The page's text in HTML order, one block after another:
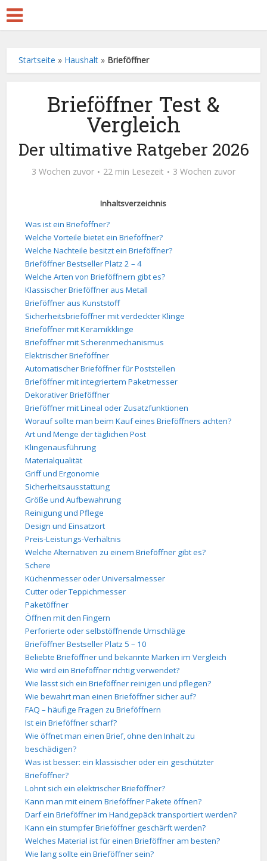
Startseite » Haushalt » Brieföffner
Brieföffner Test &
Vergleich
Der ultimative Ratgeber 2026
3 Wochen zuvor 22 min Lesezeit 3 Wochen zuvor
Inhaltsverzeichnis
Was ist ein Brieföffner?
Welche Vorteile bietet ein Brieföffner?
Welche Nachteile besitzt ein Brieföffner?
Brieföffner Bestseller Platz 2 – 4
Welche Arten von Brieföffnern gibt es?
Klassischer Brieföffner aus Metall
Brieföffner aus Kunststoff
Sicherheitsbrieföffner mit verdeckter Klinge
Brieföffner mit Keramikklinge
Brieföffner mit Scherenmechanismus
Elektrischer Brieföffner
Automatischer Brieföffner für Poststellen
Brieföffner mit integriertem Paketmesser
Dekorativer Brieföffner
Brieföffner mit Lineal oder Zusatzfunktionen
Worauf sollte man beim Kauf eines Brieföffners achten?
Art und Menge der täglichen Post
Klingenausführung
Materialqualität
Griff und Ergonomie
Sicherheitsausstattung
Größe und Aufbewahrung
Reinigung und Pflege
Design und Einsatzort
Preis-Leistungs-Verhältnis
Welche Alternativen zu einem Brieföffner gibt es?
Schere
Küchenmesser oder Universalmesser
Cutter oder Teppichmesser
Paketöffner
Öffnen mit den Fingern
Perforierte oder selbstöffnende Umschläge
Brieföffner Bestseller Platz 5 – 10
Beliebte Brieföffner und bekannte Marken im Vergleich
Wie wird ein Brieföffner richtig verwendet?
Wie lässt sich ein Brieföffner reinigen und pflegen?
Wie bewahrt man einen Brieföffner sicher auf?
FAQ – häufige Fragen zu Brieföffnern
Ist ein Brieföffner scharf?
Wie öffnet man einen Brief, ohne den Inhalt zu
beschädigen?
Was ist besser: ein klassischer oder ein geschützter
Brieföffner?
Lohnt sich ein elektrischer Brieföffner?
Kann man mit einem Brieföffner Pakete öffnen?
Darf ein Brieföffner im Handgepäck transportiert werden?
Kann ein stumpfer Brieföffner geschärft werden?
Welches Material ist für einen Brieföffner am besten?
Wie lang sollte ein Brieföffner sein?